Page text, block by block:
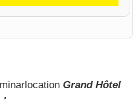
Grand Hôtel